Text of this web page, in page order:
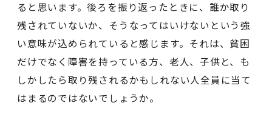
ると思います。後ろを振り返ったときに、誰か取り
残されていないか、そうなってはいけないという強
い意味が込められていると感じます。それは、貧困
だけでなく障害を持っている方、老人、子供と、も
しかしたら取り残されるかもしれない人全員に当て
はまるのではないでしょうか。